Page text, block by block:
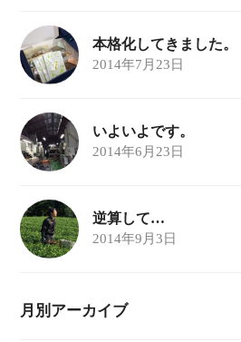
本格化してきました。
2014年7月23日
いよいよです。
2014年6月23日
逆算して…
2014年9月3日
月別アーカイブ